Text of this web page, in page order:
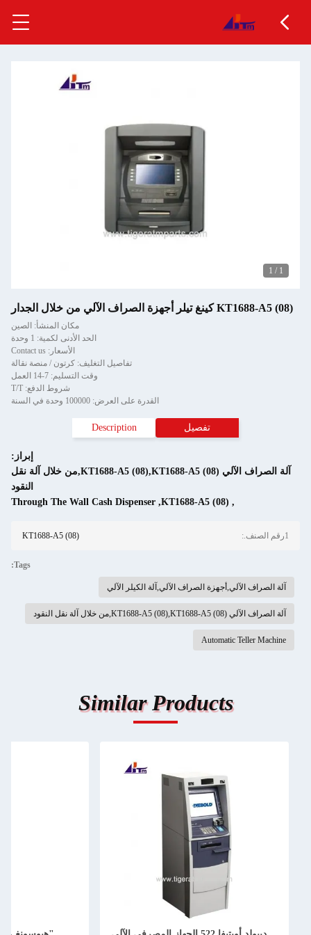
1
/
1
KT1688-A5 (08) كينغ تيلر أجهزة الصراف الآلي من خلال الجدار
مكان المنشأ: الصين
الحد الأدنى لكمية: 1 وحدة
الأسعار: Contact us
تفاصيل التغليف: كرتون / منصة نقالة
وقت التسليم: 7-14 العمل
شروط الدفع: T/T
القدرة على العرض: 100000 وحدة في السنة
تفصيل Description
إبراز:
آلة الصراف الآلي KT1688-A5 (08),KT1688-A5 (08),من خلال آلة نقل
النقود
,
KT1688-A5 (08)
,
Through The Wall Cash Dispenser
1رقم الصنف.: KT1688-A5 (08)
Tags:
آلة الصراف الآلي,أجهزة الصراف الآلي,آلة الكيلر الآلي
آلة الصراف الآلي KT1688-A5 (08),KT1688-A5 (08),من خلال آلة نقل النقود
Automatic Teller Machine
Similar Products